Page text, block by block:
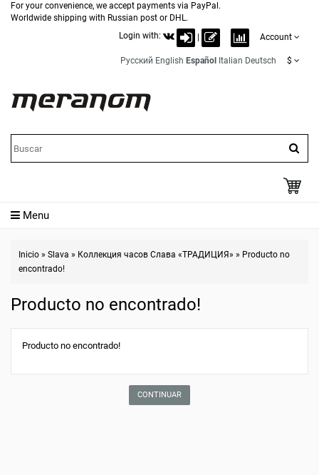
For your convenience, we accept payments via PayPal.
Worldwide shipping with Russian post or DHL.
Login with:
Account
Русский English Español Italian Deutsch $
Menu
Inicio » Slava » Коллекция часов Слава «ТРАДИЦИЯ» » Producto no
encontrado!
Producto no encontrado!
Producto no encontrado!
CONTINUAR